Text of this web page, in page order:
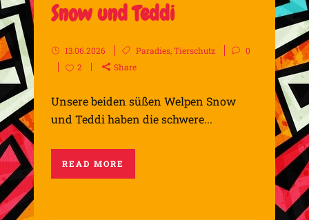
Snow und Teddi
13.06.2026 Paradies,Tierschutz
0
2
Share
Unsere beiden süßen Welpen Snow
und Teddi haben die schwere...
READ MORE